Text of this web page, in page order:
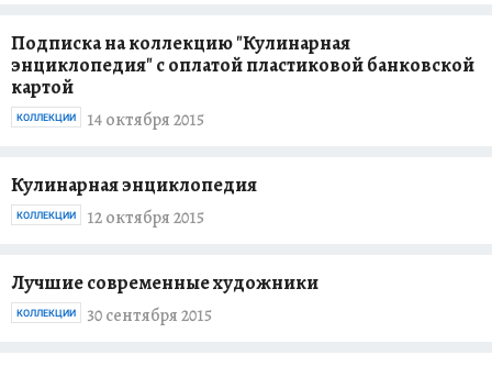
Подписка на коллекцию "Кулинарная
энциклопедия" с оплатой пластиковой банковской
картой
14 октября 2015
КОЛЛЕКЦИИ
Кулинарная энциклопедия
12 октября 2015
КОЛЛЕКЦИИ
Лучшие современные художники
30 сентября 2015
КОЛЛЕКЦИИ